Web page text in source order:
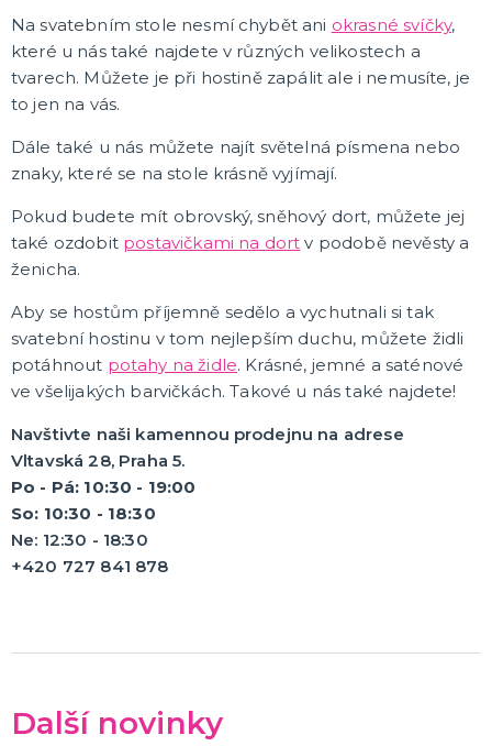
Afro paruky
Dámské karnevalové paruky
Pánské karnevalové paruky
Knírky a vousy
Barevné spreje na vlasy a tělo
Příčesky
DALŠÍ KATEGORIE
Sombréra, slamáky
Helmy, přilby
Podle profese
Čepice, čepičky, barety
Čarodějnice, strašidla
Země světa
Vtipné pokrývky hlavy
Dětské klobouky, helmy
Párty klobouky a čepice
Vánoční a zimní
Dobové, elegantní
KARNEVALOVÉ MASKY
Papírové masky
Gumové a strašidelné masky
Dětské masky
HAVAJSKÁ PÁRTY
Havajské kostýmy
Havajské doplňky
Havajské věnce
Havajské sady
Havajské sukně
Havajské košile
DALŠÍ KATEGORIE
KONTAKTNÍ ČOČKY
Na svatebním stole nesmí chybět ani okrasné svíčky,
které u nás také najdete v různých velikostech a
tvarech. Můžete je při hostině zapálit ale i nemusíte, je
to jen na vás.
Dále také u nás můžete najít světelná písmena nebo
znaky, které se na stole krásně vyjímají.
Pokud budete mít obrovský, sněhový dort, můžete jej
také ozdobit postavičkami na dort v podobě nevěsty a
ženicha.
Aby se hostům příjemně sedělo a vychutnali si tak
svatební hostinu v tom nejlepším duchu, můžete židli
potáhnout potahy na židle. Krásné, jemné a saténové
ve všelijakých barvičkách. Takové u nás také najdete!
Navštivte naši kamennou prodejnu na adrese
Vltavská 28, Praha 5.
Po - Pá: 10:30 - 19:00
So: 10:30 - 18:30
Ne: 12:30 - 18:30
+420 727 841 878
Další novinky